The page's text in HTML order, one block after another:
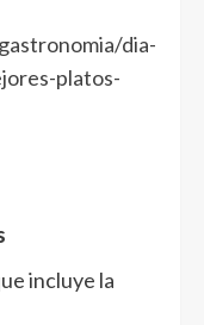
dia-
platos-
incluye la